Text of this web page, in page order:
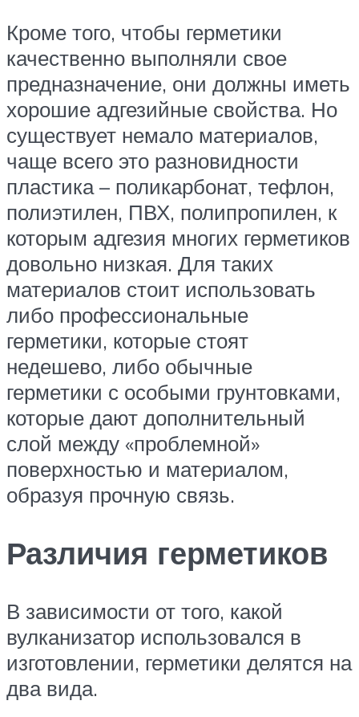
Кроме того, чтобы герметики
качественно выполняли свое
предназначение, они должны иметь
хорошие адгезийные свойства. Но
существует немало материалов,
чаще всего это разновидности
пластика – поликарбонат, тефлон,
полиэтилен, ПВХ, полипропилен, к
которым адгезия многих герметиков
довольно низкая. Для таких
материалов стоит использовать
либо профессиональные
герметики, которые стоят
недешево, либо обычные
герметики с особыми грунтовками,
которые дают дополнительный
слой между «проблемной»
поверхностью и материалом,
образуя прочную связь.
Различия герметиков
В зависимости от того, какой
вулканизатор использовался в
изготовлении, герметики делятся на
два вида.